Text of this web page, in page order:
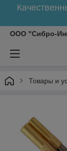
ООО "Сибро-
Товары и